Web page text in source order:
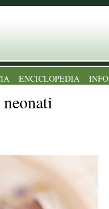
ENCICLOPEDIA INFO